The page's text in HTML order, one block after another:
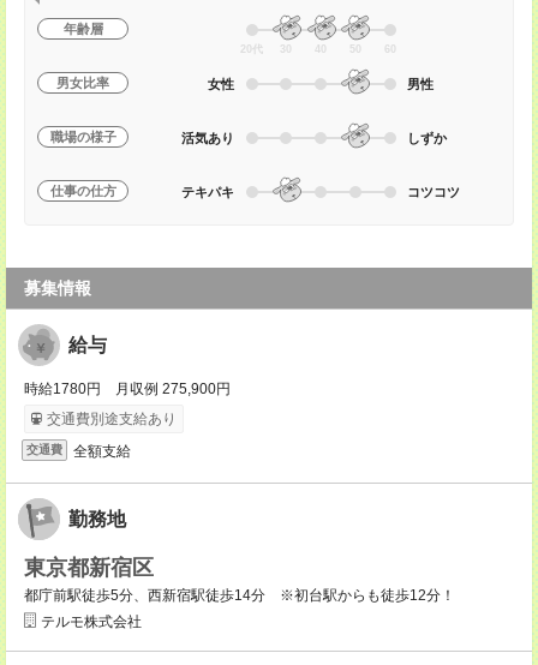
年齢層
20代 30 40 50 60
男女比率 女性 男性
職場の様子 活気あり しずか
仕事の仕方 テキパキ コツコツ
募集情報
給与
時給1780円 月収例 275,900円
交通費別途支給あり
交通費 全額支給
勤務地
東京都新宿区
都庁前駅徒歩5分、西新宿駅徒歩14分 ※初台駅からも徒歩12分！
テルモ株式会社